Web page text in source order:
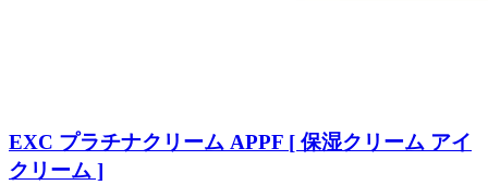
EXC プラチナクリーム APPF [ 保湿クリーム アイ
クリーム ]